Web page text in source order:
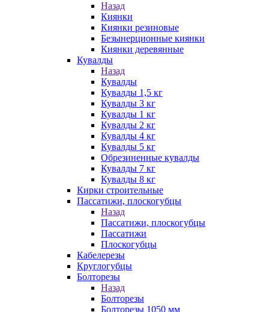
Назад
Киянки
Киянки резиновые
Безынерционные киянки
Киянки деревянные
Кувалды
Назад
Кувалды
Кувалды 1,5 кг
Кувалды 3 кг
Кувалды 1 кг
Кувалды 2 кг
Кувалды 4 кг
Кувалды 5 кг
Обрезиненные кувалды
Кувалды 7 кг
Кувалды 8 кг
Кирки строительные
Пассатижи, плоскогубцы
Назад
Пассатижи, плоскогубцы
Пассатижи
Плоскогубцы
Кабелерезы
Круглогубцы
Болторезы
Назад
Болторезы
Болторезы 1050 мм